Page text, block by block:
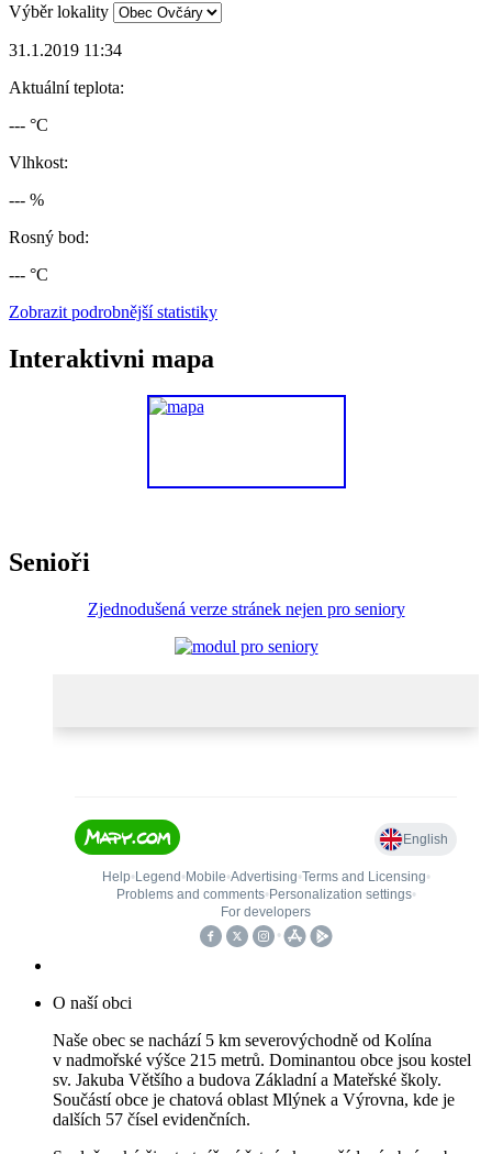
Výběr lokality
31.1.2019 11:34
Aktuální teplota:
--- °C
Vlhkost:
--- %
Rosný bod:
--- °C
Zobrazit podrobnější statistiky
Interaktivni mapa
Senioři
Zjednodušená verze stránek nejen pro seniory
O naší obci
Naše obec se nachází 5 km severovýchodně od Kolína
v nadmořské výšce 215 metrů. Dominantou obce jsou kostel
sv. Jakuba Většího a budova Základní a Mateřské školy.
Součástí obce je chatová oblast Mlýnek a Výrovna, kde je
dalších 57 čísel evidenčních.